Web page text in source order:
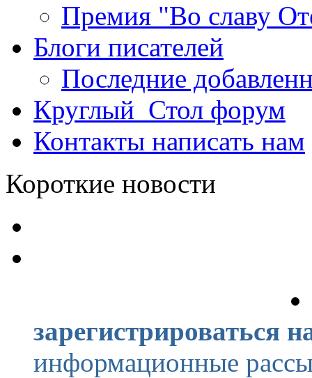
Премия "Во славу
Блоги писателей
Последние
Круглый_Стол форум
Контакты написать нам
Короткие новости
зарегистрироваться
информационные